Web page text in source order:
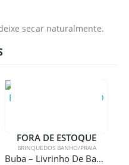
secar naturalmente.
FORA DE ESTOQUE
BRINQUEDOS BANHO/PRAIA
Buba – Livrinho De Banho – Conhecendo O Fundo Do Mar